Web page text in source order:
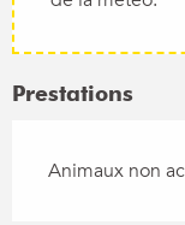
Prestations
Animaux non